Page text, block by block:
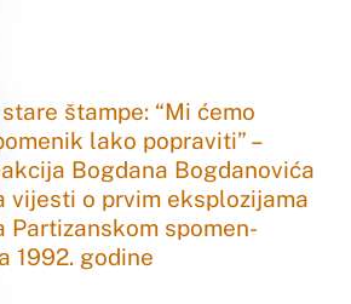
stare štampe: “Mi ćemo
lako popraviti” –
Bogdana Bogdanovića
vijesti o prvim eksplozijama
Partizanskom spomen-
1992. godine